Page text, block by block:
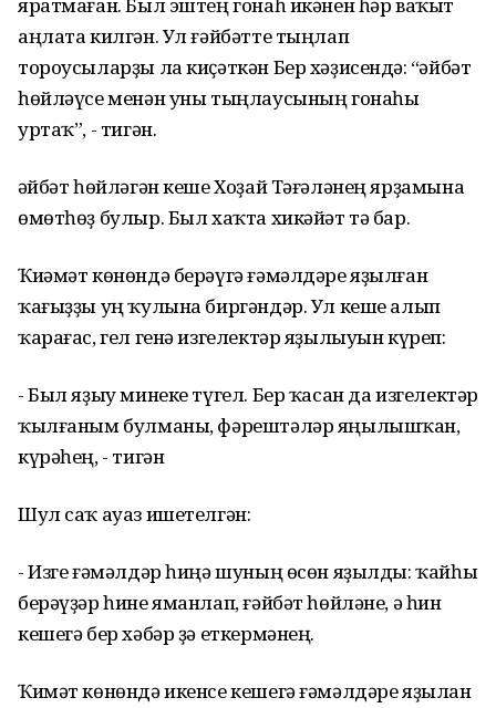
аңлата килгән. Ул ғәйбәтте тыңлап
тороусыларҙы ла киҫәткән Бер хәҙисендә: “Ғәйбәт
һөйләүсе менән уны тыңлаусының гонаһы
уртаҡ”, - тигән.
Ғәйбәт һөйләгән кеше Хоҙай Тәғәләнең ярҙамына
өмөтһөҙ булыр. Был хаҡта хикәйәт тә бар.
Ҡиәмәт көнөндә берәүгә ғәмәлдәре яҙылған
ҡағыҙҙы уң ҡулына биргәндәр. Ул кеше алып
ҡарағас, гел генә изгелектәр яҙылыуын күреп:
- Был яҙыу минеке түгел. Бер ҡасан да изгелектәр
ҡылғаным булманы, фәрештәләр яңылышҡан,
күрәһең, - тигән
Шул саҡ ауаз ишетелгән:
- Изге ғәмәлдәр һиңә шуның өсөн яҙылды: ҡайһы
берәүҙәр һине яманлап, ғәйбәт һөйләне, ә һин
кешегә бер хәбәр ҙә еткермәнең.
Ҡимәт көнөндә икенсе кешегә ғәмәлдәре яҙылан